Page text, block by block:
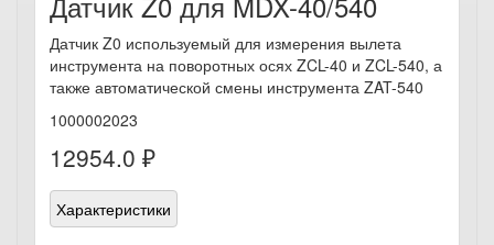
Датчик Z0 используемый для измерения вылета
инструмента на поворотных осях ZCL-40 и ZCL-540, а
также автоматической смены инструмента ZAT-540
1000002023
12954.0 ₽
Характеристики